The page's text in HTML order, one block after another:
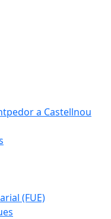
a Castellnou
(FUE)